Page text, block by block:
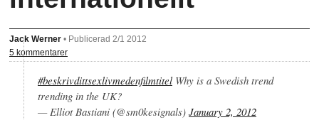
Jack Werner • Publicerad 2/1 2012
5 kommentarer
#beskrivdittsexlivmedenfilmtitel Why is a Swedish trend
trending in the UK?
— Elliot Bastiani (@sm0kesignals) January 2, 2012